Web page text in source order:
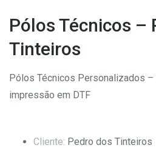
Pólos Técnicos –
Tinteiros
Pólos Técnicos Personalizados
impressão em DTF
Cliente: Pedro dos Tinteiros